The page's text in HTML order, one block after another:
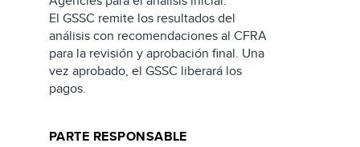
El GSSC remite los resultados del
análisis con recomendaciones al CFRA
para la revisión y aprobación final. Una
vez aprobado, el GSSC liberará los
pagos.
PARTE RESPONSABLE